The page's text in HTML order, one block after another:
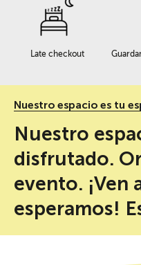
Late checkout
Nuestro espacio es tu
Nuestro
disfrutado.
evento. ¡Ven
esperamos!